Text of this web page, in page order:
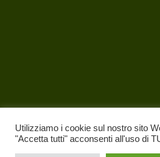
Utilizziamo i cookie sul nostro sito
"Accetta tutti" acconsenti all'uso di